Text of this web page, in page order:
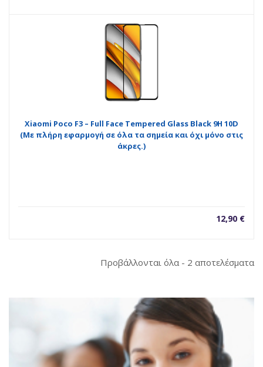
Xiaomi Poco F3 – Full Face Tempered Glass Black 9H 10D
(Με πλήρη εφαρμογή σε όλα τα σημεία και όχι μόνο στις
άκρες.)
12,90 €
Προβάλλονται όλα - 2 αποτελέσματα